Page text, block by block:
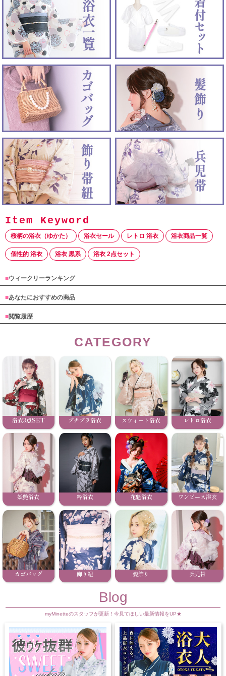
桜柄の浴衣（ゆかた） 浴衣セール レトロ 浴衣 浴衣商品一覧
個性的 浴衣 浴衣 黒系 浴衣 2点セット
■ウィークリーランキング
■あなたにおすすめの商品
■閲覧履歴
CATEGORY
浴衣3点SET プチプラ浴衣 スウィート浴衣 レトロ浴衣
妖艶浴衣 粋浴衣 花魁浴衣 ワンピース浴衣
カゴバッグ 飾り紐 髪飾り 兵児帯
Blog
myMinetteのスタッフが更新！今見てほしい最新情報をUP★